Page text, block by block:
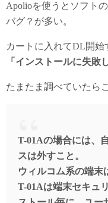
Apolioを使うとソフト
バグ？が多い。
カートに入れてDL開始
「インストールに失敗
たまたま調べていたら
T-01Aの場合には、
スは外すこと。
ウィルコム系の端末
T-01Aは端末セキュ